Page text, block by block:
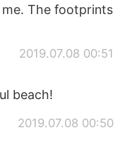
The footprints
2019.07.08 00:51
beach!
2019.07.08 00:50